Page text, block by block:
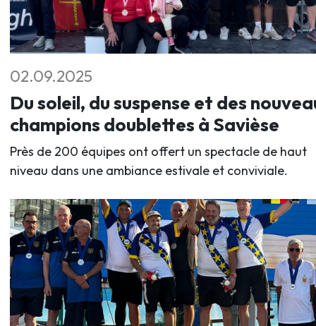
02.09.2025
Du soleil, du suspense et des
champions doublettes à Savièse
Près de 200 équipes ont offert un spectacle de haut
niveau dans une ambiance estivale et conviviale.